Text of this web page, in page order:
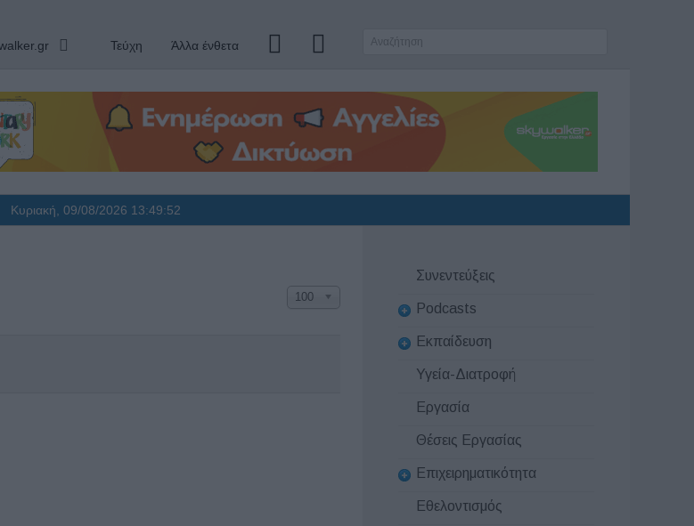
Τεύχη Άλλα ένθετα
Κυριακή, 09/08/2026 13:49:52
100
Συνεντεύξεις
Podcasts
Εκπαίδευση
Υγεία-Διατροφή
Εργασία
Θέσεις Εργασίας
Επιχειρηματικότητα
Εθελοντισμός